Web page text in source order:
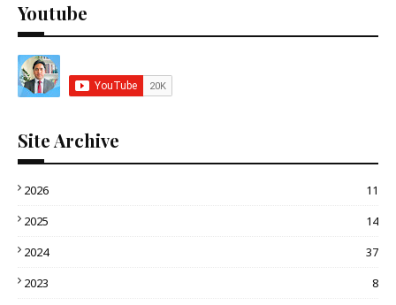
Youtube
Site Archive
2026
11
2025
14
2024
37
2023
8